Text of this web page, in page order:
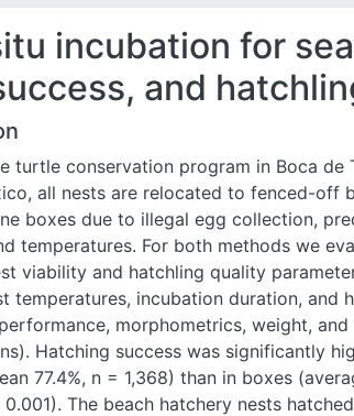
incubation for
and
turtle conservation program in Boca de
all nests are relocated to fenced-off
boxes due to illegal egg collection,
temperatures. For both methods we
viability and hatchling quality
temperatures, incubation duration, and
morphometrics, weight, and
Hatching success was significantly
77.4%, n = 1,368) than in boxes
0.001). The beach hatchery nests